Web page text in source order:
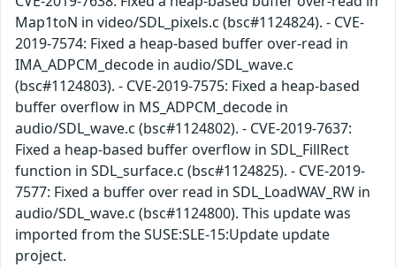
Map1toN in video/SDL_pixels.c (bsc#1124824). - CVE-
2019-7574: Fixed a heap-based buffer over-read in
IMA_ADPCM_decode in audio/SDL_wave.c
(bsc#1124803). - CVE-2019-7575: Fixed a heap-based
buffer overflow in MS_ADPCM_decode in
audio/SDL_wave.c (bsc#1124802). - CVE-2019-7637:
Fixed a heap-based buffer overflow in SDL_FillRect
function in SDL_surface.c (bsc#1124825). - CVE-2019-
7577: Fixed a buffer over read in SDL_LoadWAV_RW in
audio/SDL_wave.c (bsc#1124800). This update was
imported from the SUSE:SLE-15:Update update
project.